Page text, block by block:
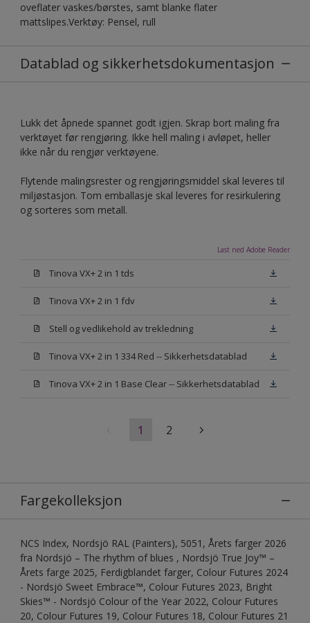
oveflater vaskes/børstes, samt blanke flater
mattslipes.Verktøy: Pensel, rull
Datablad og sikkerhetsdokumentasjon
Lukk det åpnede spannet godt igjen. Skrap bort maling fra
verktøyet før rengjøring. Ikke hell maling i avløpet, heller
ikke når du rengjør verktøyene.
Flytende malingsrester og rengjøringsmiddel skal leveres til
miljøstasjon. Tom emballasje skal leveres for resirkulering
og sorteres som metall.
Last ned Adobe Reader
Tinova VX+ 2 in 1 tds
Tinova VX+ 2 in 1 fdv
Stell og vedlikehold av trekledning
Tinova VX+ 2 in 1 334 Red -- Sikkerhetsdatablad
Tinova VX+ 2 in 1 Base Clear -- Sikkerhetsdatablad
1 2
Fargekolleksjon
NCS Index, Nordsjö RAL (Painters), 5051, Årets farger 2026
fra Nordsjö – The rhythm of blues , Nordsjö True Joy™ –
Årets farge 2025, Ferdigblandet farger, Colour Futures 2024
- Nordsjö Sweet Embrace™, Colour Futures 2023, Bright
Skies™ - Nordsjö Colour of the Year 2022, Colour Futures
20, Colour Futures 19, Colour Futures 18, Colour Futures 21